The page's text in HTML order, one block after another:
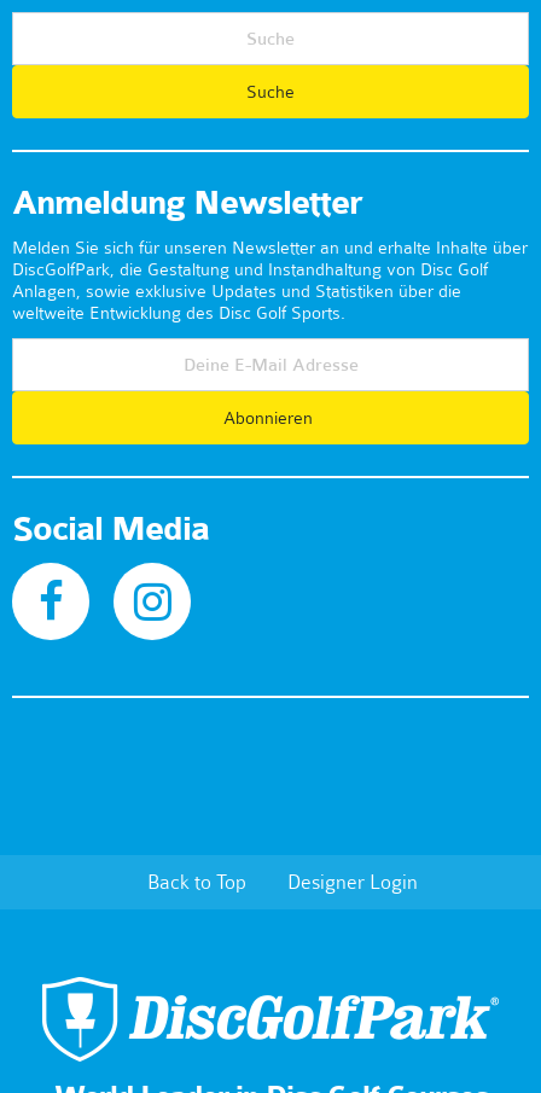
Anmeldung Newsletter
Melden Sie sich für unseren Newsletter an und erhalte Inhalte über
DiscGolfPark, die Gestaltung und Instandhaltung von Disc Golf
Anlagen, sowie exklusive Updates und Statistiken über die
weltweite Entwicklung des Disc Golf Sports.
Abonnieren
Social Media
Back to Top Designer Login